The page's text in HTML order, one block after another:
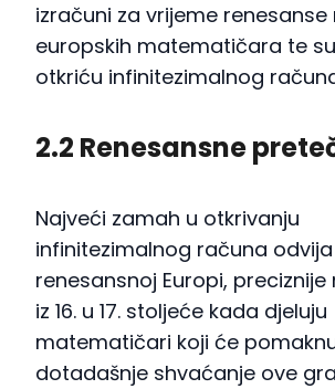
izračuni za vrijeme
europskih matematičara te
otkriću infinitezimalnog
2.2 Renesansne
Najveći zamah u otkrivanju
infinitezimalnog računa
renesansnoj Europi, preciznije
iz 16. u 17. stoljeće kada djeluju
matematičari koji će
dotadašnje shvaćanje ove